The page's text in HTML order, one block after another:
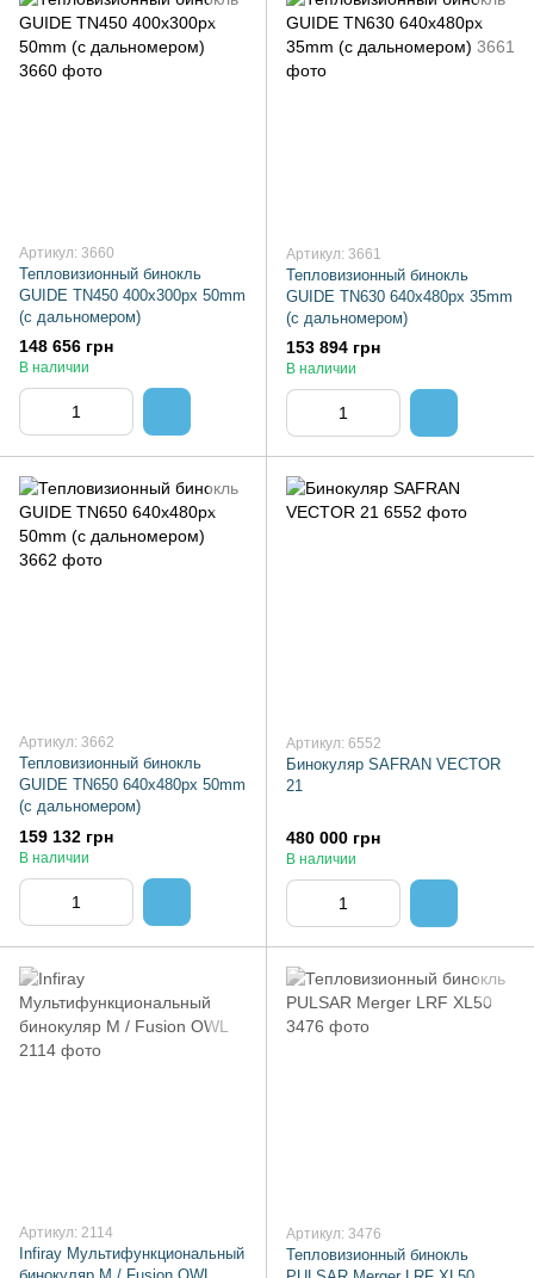
Артикул: 3660
Тепловизионный бинокль
GUIDE TN450 400x300px 50mm
(с дальномером)
148 656 грн
В наличии
Артикул: 3661
Тепловизионный бинокль
GUIDE TN630 640x480px 35mm
(с дальномером)
153 894 грн
В наличии
Артикул: 3662
Тепловизионный бинокль
GUIDE TN650 640x480px 50mm
(с дальномером)
159 132 грн
В наличии
Артикул: 6552
Бинокуляр SAFRAN VECTOR
21
480 000 грн
В наличии
Артикул: 2114
Infiray Мультифункциональный
Артикул: 3476
Тепловизионный бинокль